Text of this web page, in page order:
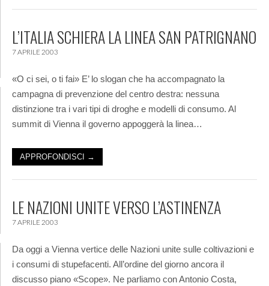
L’ITALIA SCHIERA LA LINEA SAN PATRIGNANO
7 APRILE 2003
«O ci sei, o ti fai» E’ lo slogan che ha accompagnato la
campagna di prevenzione del centro destra: nessuna
distinzione tra i vari tipi di droghe e modelli di consumo. Al
summit di Vienna il governo appoggerà la linea…
APPROFONDISCI →
LE NAZIONI UNITE VERSO L’ASTINENZA
7 APRILE 2003
Da oggi a Vienna vertice delle Nazioni unite sulle coltivazioni e
i consumi di stupefacenti. All’ordine del giorno ancora il
discusso piano «Scope». Ne parliamo con Antonio Costa,